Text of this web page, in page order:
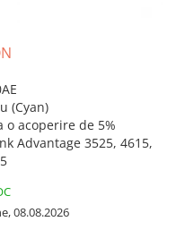
(Cyan)
o acoperire de 5%
Advantage 3525, 4615,
08.08.2026